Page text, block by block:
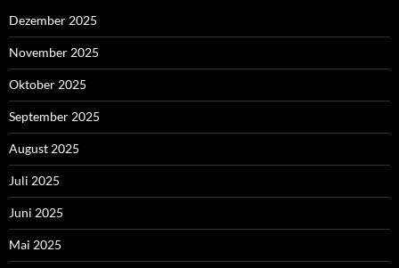
Dezember 2025
November 2025
Oktober 2025
September 2025
August 2025
Juli 2025
Juni 2025
Mai 2025